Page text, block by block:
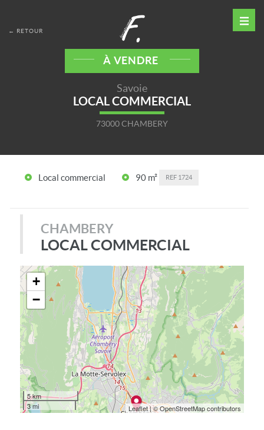
← RETOUR
À VENDRE
Savoie
LOCAL COMMERCIAL
73000 CHAMBERY
Local commercial 90 m² REF 1724
CHAMBERY
LOCAL COMMERCIAL
+
−
5 km
3 mi
Leaflet| © OpenStreetMap contributors